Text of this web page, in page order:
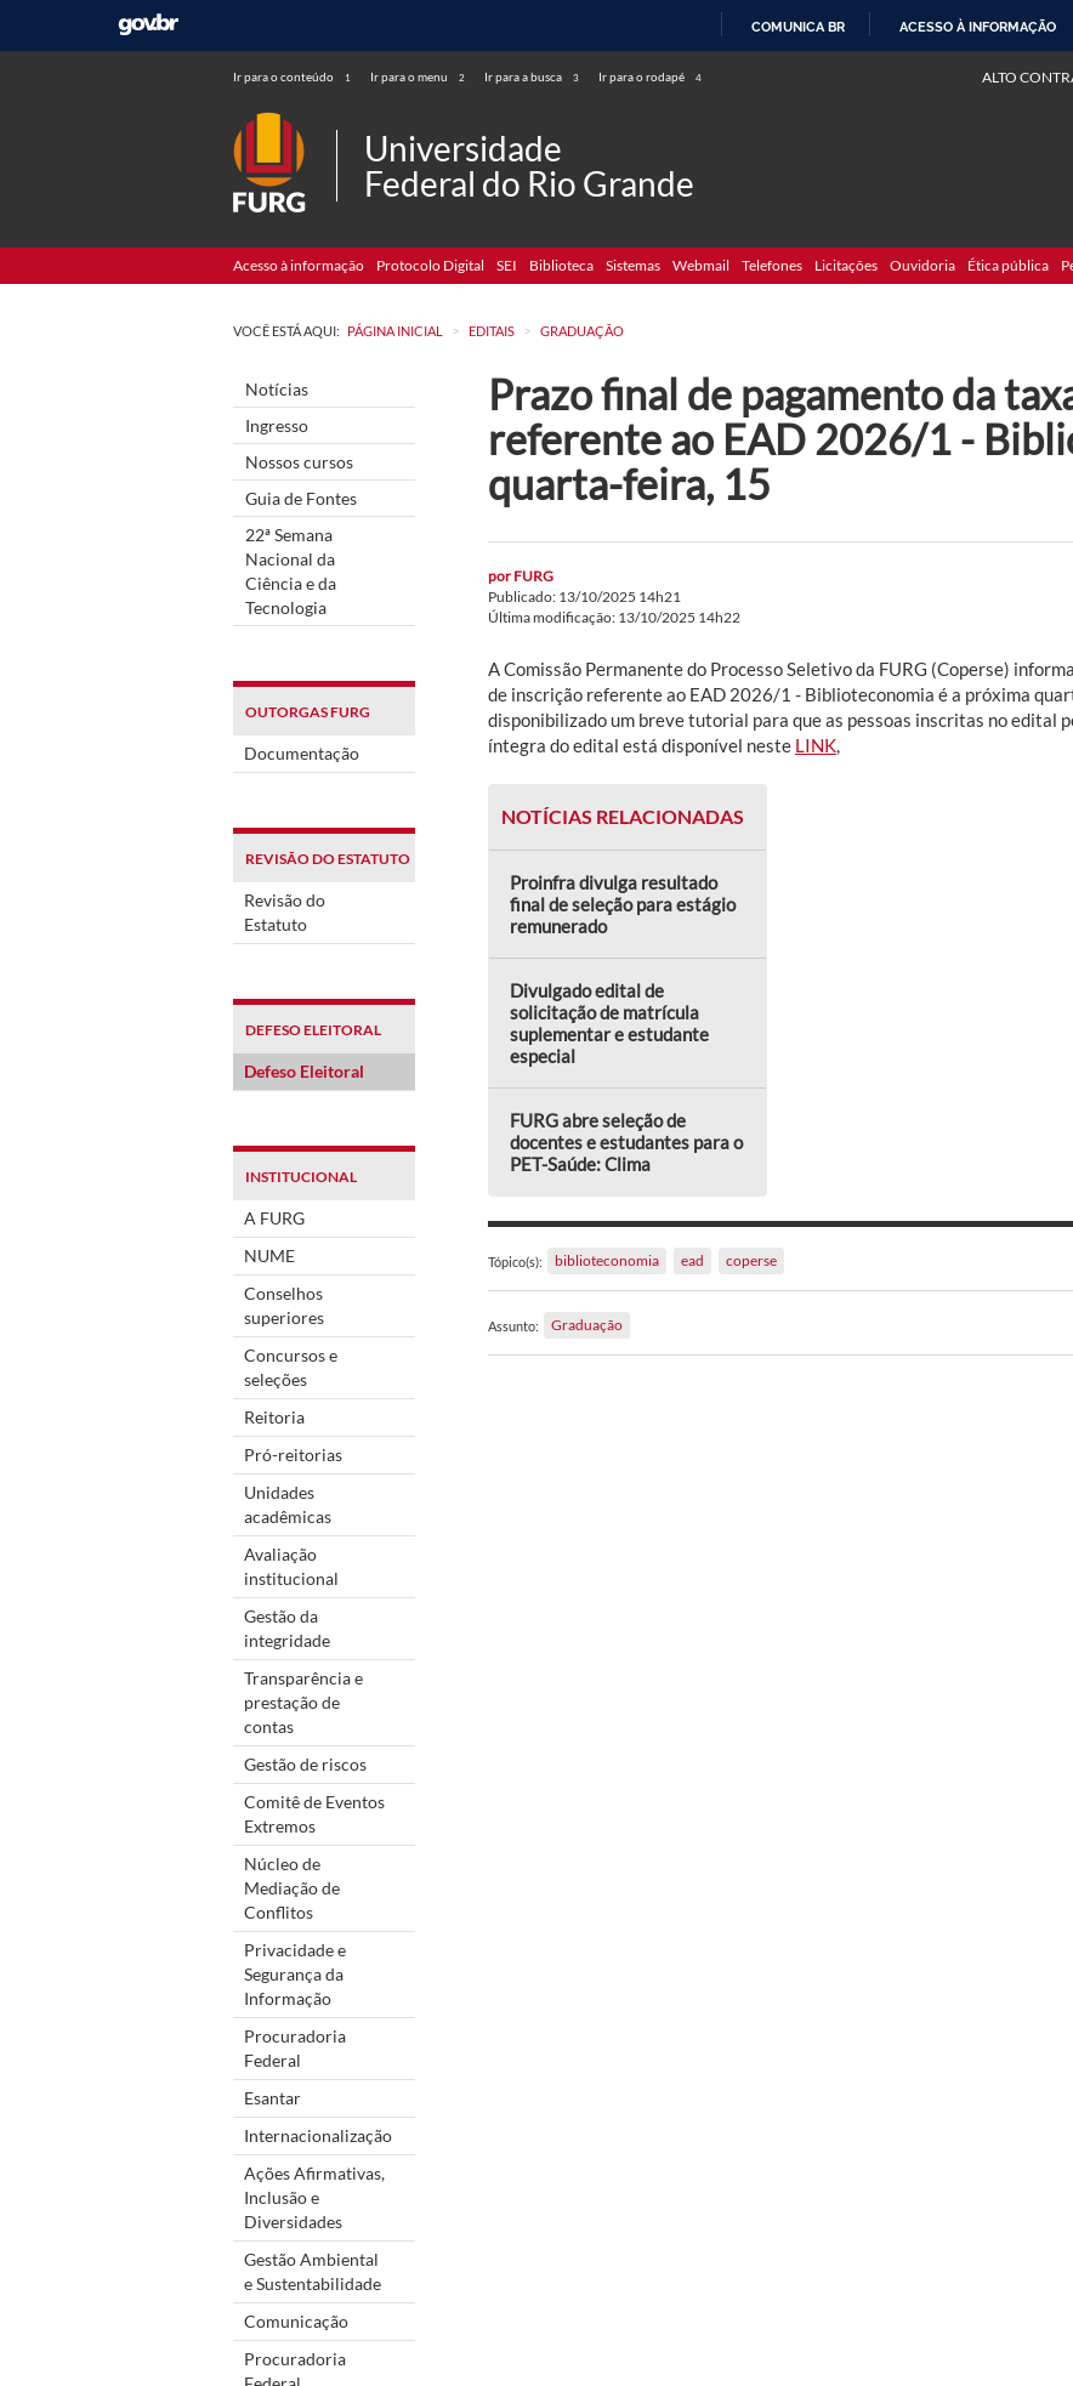
COMUNICA BR ACESSO À INFORMAÇÃO
Ir para o conteúdo 1 Ir para o menu 2 Ir para a busca 3 Ir para o rodapé 4 ALTO
Universidade
Federal do Rio Grande
Acesso à informação Protocolo Digital SEI Biblioteca Sistemas Webmail Telefones Licitações Ouvidoria Ética pública
VOCÊ ESTÁ AQUI: PÁGINA INICIAL > EDITAIS > GRADUAÇÃO
Notícias
Ingresso
Nossos cursos
Guia de Fontes
22ª Semana
Nacional da
Ciência e da
Tecnologia
OUTORGAS FURG
Documentação
REVISÃO DO ESTATUTO
Revisão do
Estatuto
DEFESO ELEITORAL
Defeso Eleitoral
INSTITUCIONAL
A FURG
NUME
Conselhos
superiores
Concursos e
seleções
Reitoria
Pró-reitorias
Unidades
acadêmicas
Avaliação
institucional
Gestão da
integridade
Transparência e
prestação de
contas
Gestão de riscos
Comitê de Eventos
Extremos
Núcleo de
Mediação de
Conflitos
Privacidade e
Segurança da
Informação
Procuradoria
Federal
Esantar
Internacionalização
Ações Afirmativas,
Inclusão e
Diversidades
Gestão Ambiental
e Sustentabilidade
Comunicação
Procuradoria
Prazo final de pagamento da
referente ao EAD 2026/1 -
quarta-feira, 15
por FURG
Publicado: 13/10/2025 14h21
Última modificação: 13/10/2025 14h22
A Comissão Permanente do Processo Seletivo da FURG (Coperse)
de inscrição referente ao EAD 2026/1 - Biblioteconomia é a próxima
disponibilizado um breve tutorial para que as pessoas inscritas no edital
íntegra do edital está disponível neste LINK
NOTÍCIAS RELACIONADAS
Proinfra divulga resultado
final de seleção para estágio
remunerado
Divulgado edital de
solicitação de matrícula
suplementar e estudante
especial
FURG abre seleção de
docentes e estudantes para o
PET-Saúde: Clima
Tópico(s): biblioteconomia ead coperse
Assunto: Graduação